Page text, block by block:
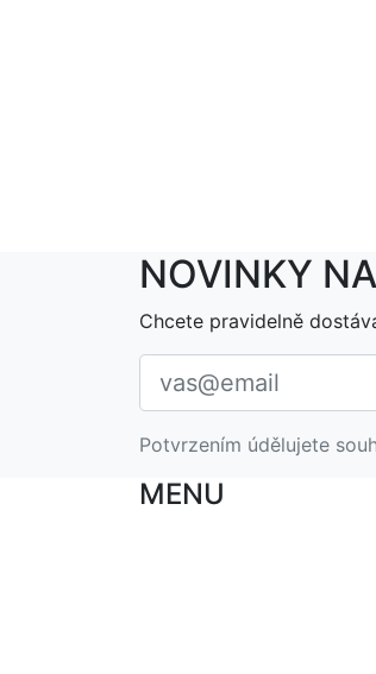
NOVINKY
Chcete pravidelně
Potvrzením údělujete
MENU